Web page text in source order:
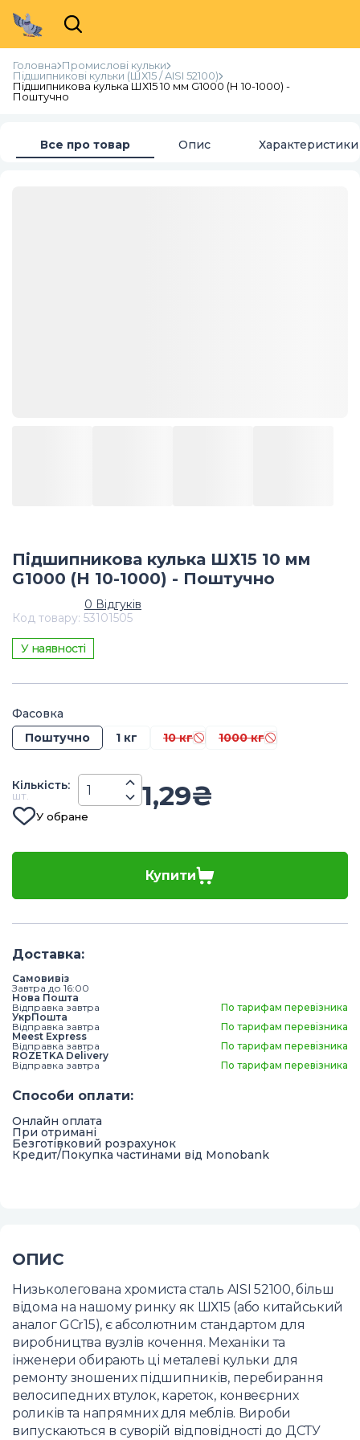
Головна Промислові кульки
Підшипникові кульки (ШХ15 / AISI 52100)
Підшипникова кулька ШХ15 10 мм G1000 (Н 10-1000) -
Поштучно
Все про товар Опис Характеристики
Підшипникова кулька ШХ15 10 мм
G1000 (Н 10-1000) - Поштучно
0 Відгуків
Код товару: 53101505
У наявності
Фасовка
Поштучно
1 кг 10 кг 1000 кг
Кiлькiсть:
шт. 1,29₴
У обране
Купити
Доставка:
Самовивіз
Завтра до 16:00
Нова Пошта
Відправка завтра
По тарифам перевізника
УкрПошта
Відправка завтра
По тарифам перевізника
Meest Express
Відправка завтра
По тарифам перевізника
ROZETKA Delivery
Відправка завтра
По тарифам перевізника
Способи оплати:
Онлайн оплата
При отримані
Безготівковий розрахунок
Кредит/Покупка частинами від Monobank
ОПИС
Низьколегована хромиста сталь AISI 52100, більш
відома на нашому ринку як ШХ15 (або китайський
аналог GCr15), є абсолютним стандартом для
виробництва вузлів кочення. Механіки та
інженери обирають ці металеві кульки для
ремонту зношених підшипників, перебирання
велосипедних втулок, кареток, конвеєрних
роликів та напрямних для меблів. Вироби
випускаються в суворій відповідності до ДСТУ